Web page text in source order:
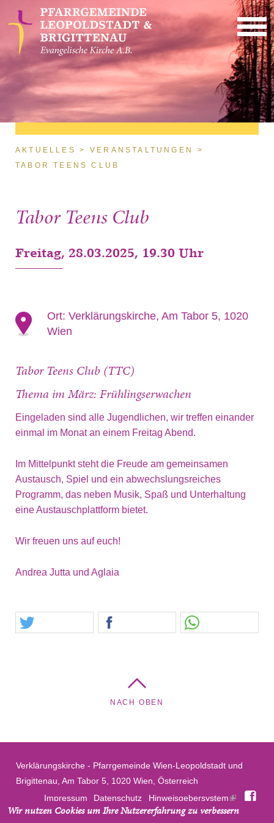
Wir nutzen Cookies um Ihre Nutzererfahrung zu verbessern
Direkt zum Inhalt
Sie sind hier
AKTUELLES
VERANSTALTUNGEN
TABOR TEENS CLUB
Tabor Teens Club
Freitag, 28.03.2025, 19.30 Uhr
Ort: Verklärungskirche, Am Tabor 5, 1020
Wien
Tabor Teens Club (TTC)
Thema im März: Frühlingserwachen
Eingeladen sind alle Jugendlichen, wir treffen einander
einmal im Monat an einem Freitag Abend.
Im Mittelpunkt steht die Freude am gemeinsamen
Austausch, Spiel und ein abwechslungsreiches
Programm, das neben Musik, Spaß und Unterhaltung
eine Austauschplattform bietet.
Wir freuen uns auf euch!
Andrea Jutta und Aglaia
NACH OBEN
Verklärungskirche - Pfarrgemeinde Wien-Leopoldstadt und
Brigittenau, Am Tabor 5, 1020 Wien, Österreich
Impressum
Datenschutz Hinweisgebersystem